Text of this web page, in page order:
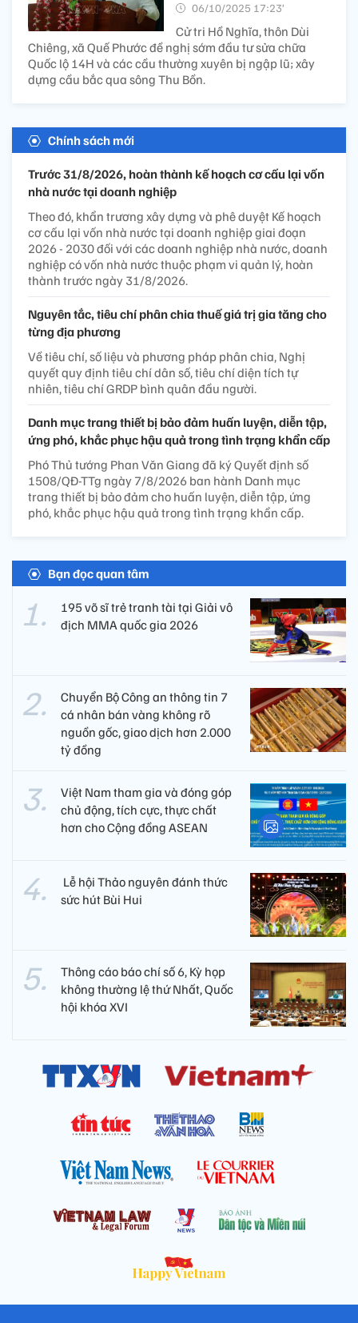
06/10/2025 17:23’
Cử tri Hồ Nghĩa, thôn Dùi
Chiêng, xã Quế Phước đề nghị sớm đầu tư sửa chữa
Quốc lộ 14H và các cầu thường xuyên bị ngập lũ; xây
dựng cầu bắc qua sông Thu Bồn.
Chính sách mới
Trước 31/8/2026, hoàn thành kế hoạch cơ cấu lại vốn
nhà nước tại doanh nghiệp
Theo đó, khẩn trương xây dựng và phê duyệt Kế hoạch
cơ cấu lại vốn nhà nước tại doanh nghiệp giai đoạn
2026 - 2030 đối với các doanh nghiệp nhà nước, doanh
nghiệp có vốn nhà nước thuộc phạm vi quản lý, hoàn
thành trước ngày 31/8/2026.
Nguyên tắc, tiêu chí phân chia thuế giá trị gia tăng cho
từng địa phương
Về tiêu chí, số liệu và phương pháp phân chia, Nghị
quyết quy định tiêu chí dân số, tiêu chí diện tích tự
nhiên, tiêu chí GRDP bình quân đầu người.
Danh mục trang thiết bị bảo đảm huấn luyện, diễn tập,
ứng phó, khắc phục hậu quả trong tình trạng khẩn cấp
Phó Thủ tướng Phan Văn Giang đã ký Quyết định số
1508/QĐ-TTg ngày 7/8/2026 ban hành Danh mục
trang thiết bị bảo đảm cho huấn luyện, diễn tập, ứng
phó, khắc phục hậu quả trong tình trạng khẩn cấp.
Bạn đọc quan tâm
195 võ sĩ trẻ tranh tài tại Giải vô
địch MMA quốc gia 2026
Chuyển Bộ Công an thông tin 7
cá nhân bán vàng không rõ
nguồn gốc, giao dịch hơn 2.000
tỷ đồng
Việt Nam tham gia và đóng góp
chủ động, tích cực, thực chất
hơn cho Cộng đồng ASEAN
​ Lễ hội Thảo nguyên đánh thức
sức hút Bùi Hui
Thông cáo báo chí số 6, Kỳ họp
không thường lệ thứ Nhất, Quốc
hội khóa XVI